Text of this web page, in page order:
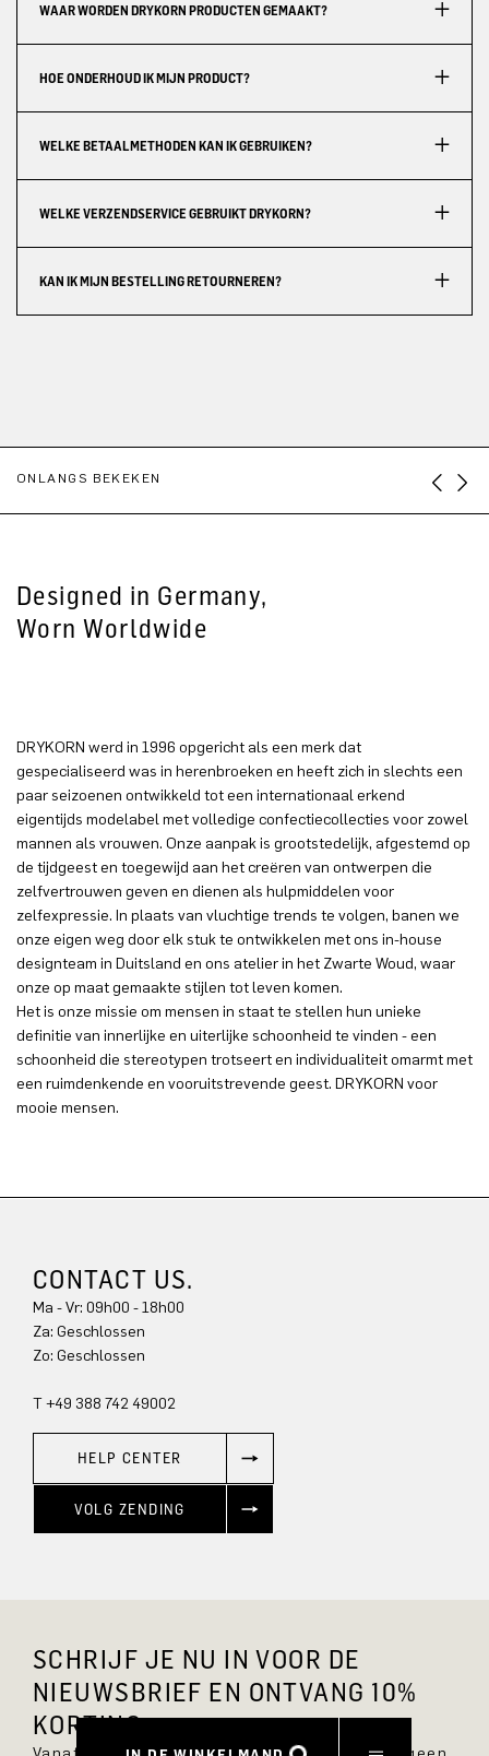
WAAR WORDEN DRYKORN PRODUCTEN GEMAAKT?
HOE ONDERHOUD IK MIJN PRODUCT?
WELKE BETAALMETHODEN KAN IK GEBRUIKEN?
WELKE VERZENDSERVICE GEBRUIKT DRYKORN?
KAN IK MIJN BESTELLING RETOURNEREN?
ONLANGS BEKEKEN
Designed in Germany,
Worn Worldwide
DRYKORN werd in 1996 opgericht als een merk dat
gespecialiseerd was in herenbroeken en heeft zich in slechts een
paar seizoenen ontwikkeld tot een internationaal erkend
eigentijds modelabel met volledige confectiecollecties voor zowel
mannen als vrouwen. Onze aanpak is grootstedelijk, afgestemd op
de tijdgeest en toegewijd aan het creëren van ontwerpen die
zelfvertrouwen geven en dienen als hulpmiddelen voor
zelfexpressie. In plaats van vluchtige trends te volgen, banen we
onze eigen weg door elk stuk te ontwikkelen met ons in-house
designteam in Duitsland en ons atelier in het Zwarte Woud, waar
onze op maat gemaakte stijlen tot leven komen.
Het is onze missie om mensen in staat te stellen hun unieke
definitie van innerlijke en uiterlijke schoonheid te vinden - een
schoonheid die stereotypen trotseert en individualiteit omarmt met
een ruimdenkende en vooruitstrevende geest. DRYKORN voor
mooie mensen.
CONTACT US.
Ma - Vr: 09h00 - 18h00
Za: Geschlossen
Zo: Geschlossen
T +49 388 742 49002
HELP CENTER
VOLG ZENDING
SCHRIJF JE NU IN VOOR DE
NIEUWSBRIEF EN ONTVANG 10%
KORTING.